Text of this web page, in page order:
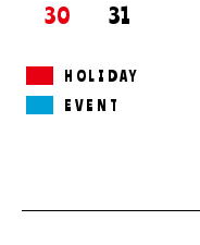
30
31
HOLIDAY
EVENT